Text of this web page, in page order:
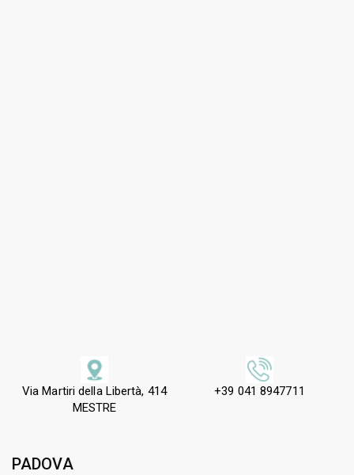
Via Martiri della Libertà, 414
MESTRE
+39 041 8947711
PADOVA